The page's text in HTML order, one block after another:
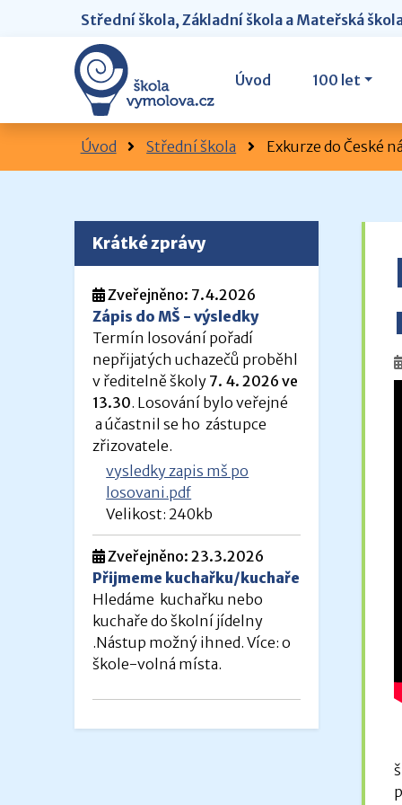
Střední škola, Základní škola a Mateřská
Úvod 100 let
Úvod Střední škola Exkurze do České
Krátké zprávy
Zveřejněno: 7.4.2026
Zápis do MŠ - výsledky
Termín losování pořadí
nepřijatých uchazečů proběhl
v ředitelně školy 7. 4. 2026 ve
13.30. Losování bylo veřejné
a účastnil se ho zástupce
zřizovatele.
vysledky zapis mš po
losovani.pdf
Velikost: 240kb
Zveřejněno: 23.3.2026
Přijmeme kuchařku/kuchaře
Hledáme kuchařku nebo
kuchaře do školní jídelny
.Nástup možný ihned. Více: o
škole-volná místa.